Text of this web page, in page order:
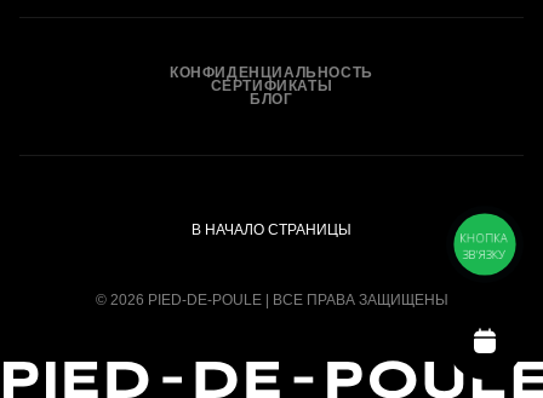
КОНФИДЕНЦИАЛЬНОСТЬ
СЕРТИФИКАТЫ
БЛОГ
В НАЧАЛО СТРАНИЦЫ
© 2026 PIED-DE-POULE | ВСЕ ПРАВА ЗАЩИЩЕНЫ
КНОПКА
ЗВ'ЯЗКУ